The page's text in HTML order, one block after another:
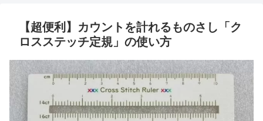
【超便利】カウントを計れるものさし「ク
ロスステッチ定規」の使い方